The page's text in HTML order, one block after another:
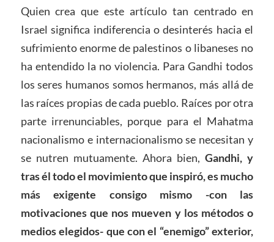
Quien crea que este artículo tan centrado en
Israel significa indiferencia o desinterés hacia el
sufrimiento enorme de palestinos o libaneses no
ha entendido la no violencia. Para Gandhi todos
los seres humanos somos hermanos, más allá de
las raíces propias de cada pueblo. Raíces por otra
parte irrenunciables, porque para el Mahatma
nacionalismo e internacionalismo se necesitan y
se nutren mutuamente. Ahora bien,Gandhi, y
tras él todo el movimiento que inspiró, es mucho
más exigente consigo mismo -con las
motivaciones que nos mueven y los métodos o
medios elegidos- que con el “enemigo” exterior,